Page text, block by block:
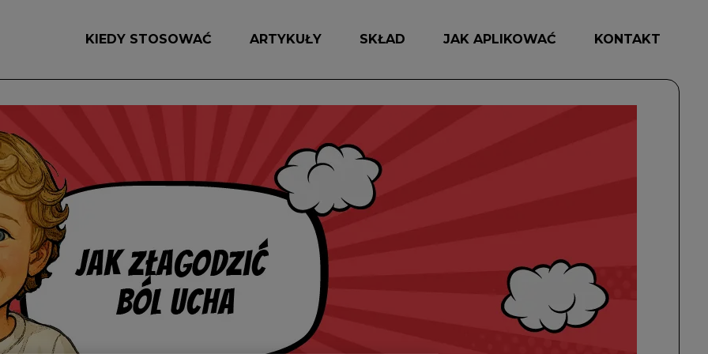
KIEDY STOSOWAĆ ARTYKUŁY SKŁAD JAK APLIKOWAĆ KONTAKT